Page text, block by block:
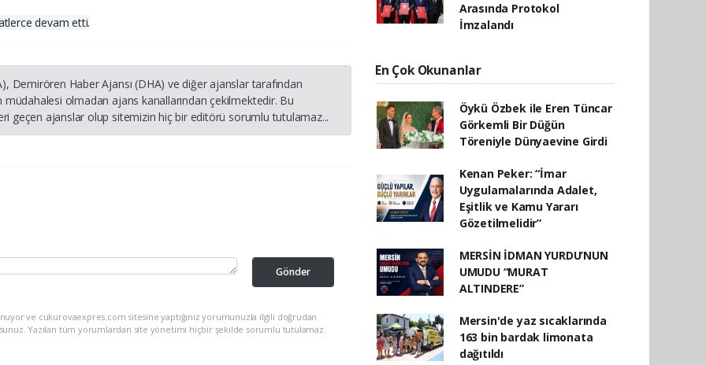
devam etti.
Demirören Haber Ajansı (DHA) ve diğer ajanslar tarafından
olmadan ajans kanallarından çekilmektedir. Bu
geçen ajanslar olup sitemizin hiç bir editörü sorumlu tutulamaz...
Gönder
ve cukurovaexpres.com sitesine yaptığınız yorumunuzla ilgili doğrudan
Yazılan tüm yorumlardan site yönetimi hiçbir şekilde sorumlu tutulamaz.
Arasında Protokol
İmzalandı
En Çok Okunanlar
Öykü Özbek ile Eren Tüncar
Görkemli Bir Düğün
Töreniyle Dünyaevine Girdi
Kenan Peker: “İmar
Uygulamalarında Adalet,
Eşitlik ve Kamu Yararı
Gözetilmelidir”
MERSİN İDMAN YURDU’NUN
UMUDU “MURAT
ALTINDERE”
Mersin'de yaz sıcaklarında
163 bin bardak limonata
dağıtıldı